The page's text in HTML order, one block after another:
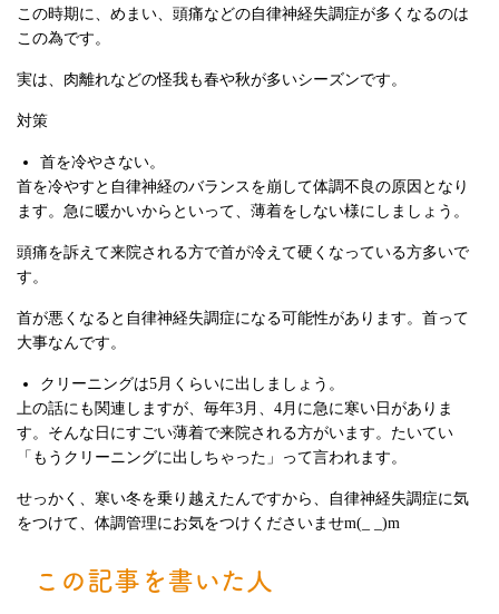
この時期に、めまい、頭痛などの自律神経失調症が多くなるのは
この為です。
実は、肉離れなどの怪我も春や秋が多いシーズンです。
対策
首を冷やさない。
首を冷やすと自律神経のバランスを崩して体調不良の原因となり
ます。急に暖かいからといって、薄着をしない様にしましょう。
頭痛を訴えて来院される方で首が冷えて硬くなっている方多いで
す。
首が悪くなると自律神経失調症になる可能性があります。首って
大事なんです。
クリーニングは5月くらいに出しましょう。
上の話にも関連しますが、毎年3月、4月に急に寒い日がありま
す。そんな日にすごい薄着で来院される方がいます。たいてい
「もうクリーニングに出しちゃった」って言われます。
せっかく、寒い冬を乗り越えたんですから、自律神経失調症に気
をつけて、体調管理にお気をつけくださいませm(_ _)m
この記事を書いた人